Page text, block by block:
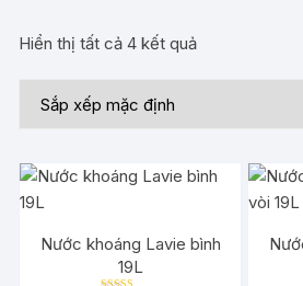
Hiển thị tất cả 4 kết quả
Nước khoáng Lavie bình
19L